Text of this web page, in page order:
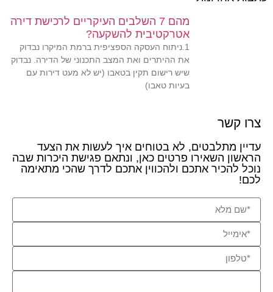
מהם 7 השלבים העיקריים לרכישת דירה
אטרקטיבית להשקעה?
1.ניתוח העסקה הספציפית ברמת המיקרו נבדוק
את ההיתרים ואת המצב התכנוני של הדירה. נבדוק
שיש רישום תקין בטאבו (יש לא מעט דירות עם
בעיות טאבו)
צרו קשר
עדיין מתלבטים, לא בטוחים איך לעשות את הצעד
הראשון השאירו פרטים כאן, ונתאם פגישת היכרות שבה
נוכל להכיר אתכם ולהכווין אתכם לדרך שהכי מתאימה
לכם!